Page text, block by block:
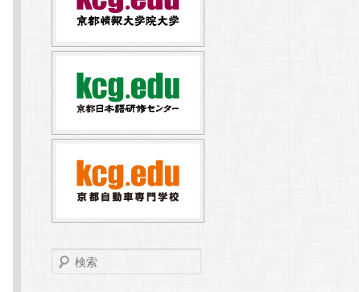
検
索